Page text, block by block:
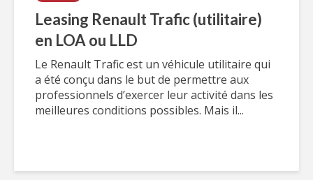
Leasing Renault Trafic (utilitaire)
en LOA ou LLD
Le Renault Trafic est un véhicule utilitaire qui
a été conçu dans le but de permettre aux
professionnels d’exercer leur activité dans les
meilleures conditions possibles. Mais il...